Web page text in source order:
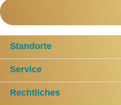
Standorte
Service
Rechtliches